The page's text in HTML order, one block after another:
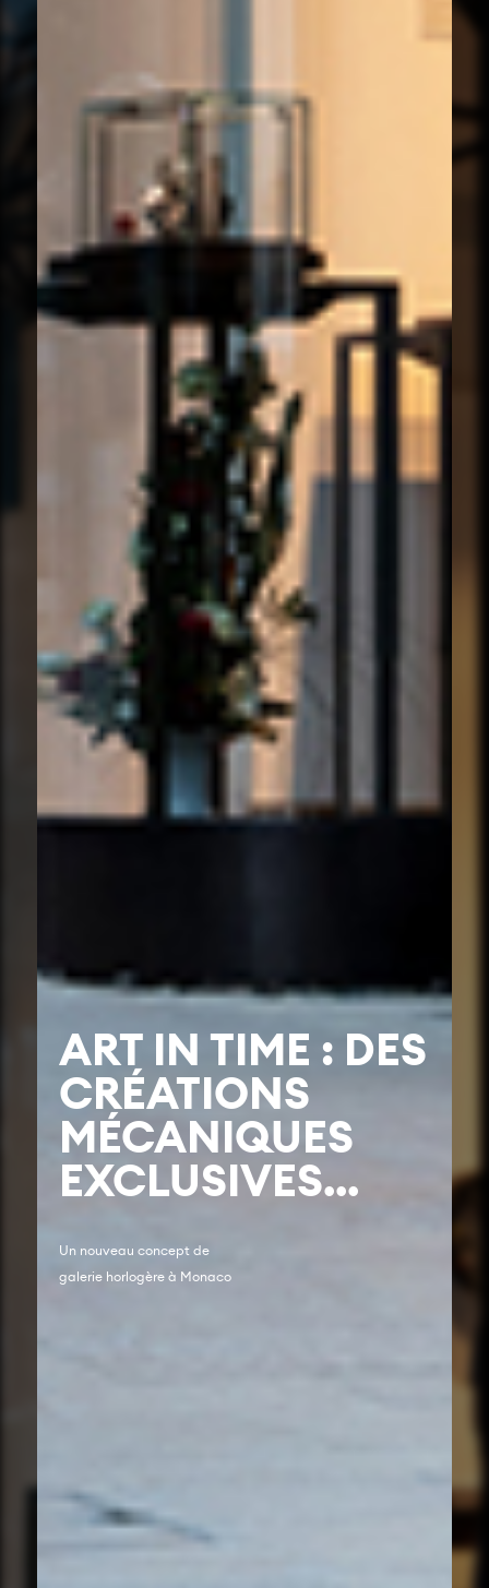
ART IN TIME : DES
CRÉATIONS
MÉCANIQUES
EXCLUSIVES...
Un nouveau concept de
galerie horlogère à Monaco